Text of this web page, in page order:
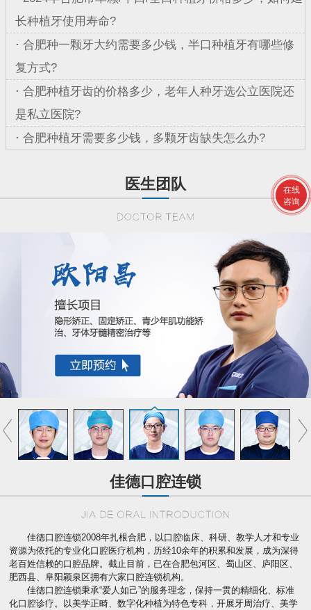
长种植牙使用寿命?
· 合肥种一颗牙大约需要多少钱，半口种植牙有哪些修
复方式?
· 合肥种植牙齿的价格多少，老年人种牙选公立医院还
是私立医院?
· 合肥种植牙需要多少钱，多颗牙齿缺失怎么办?
医生团队
佳德口腔连锁
佳德口腔连锁2008年扎根合肥，以口腔临床、科研、教学人才和专业
资源为依托的专业化口腔医疗机构，历经10余年的积累和发展，成为深得
老百姓信赖的口腔品牌。截止目前，已在合肥包河区、蜀山区、庐阳区、
肥西县、阜阳颖泉区拥有六家口腔连锁机构。
佳德口腔连锁秉承“爱人如己”的服务理念，保持一贯的精细化、标准
化口腔诊疗。以美学正畸、数字化种植为特色专科，开展牙周治疗、美学
在线
咨询